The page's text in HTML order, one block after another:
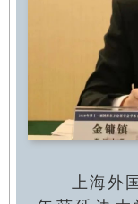
上海外